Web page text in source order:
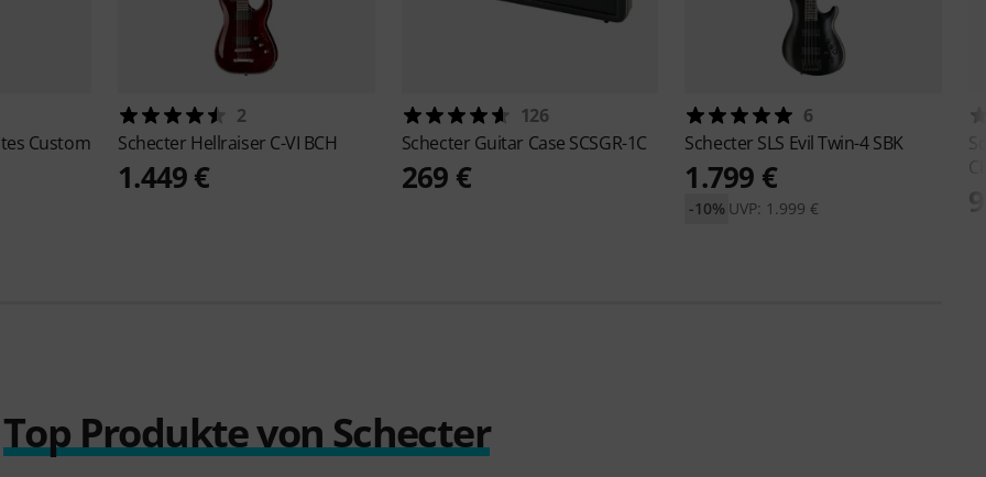
Custom
2
Schecter Hellraiser C-VI BCH
1.449 €
126
Schecter Guitar Case SCSGR-1C
269 €
6
Schecter SLS Evil Twin-4 SBK
1.799 €
UVP: 1.999 €
-10%
Top Produkte von Schecter